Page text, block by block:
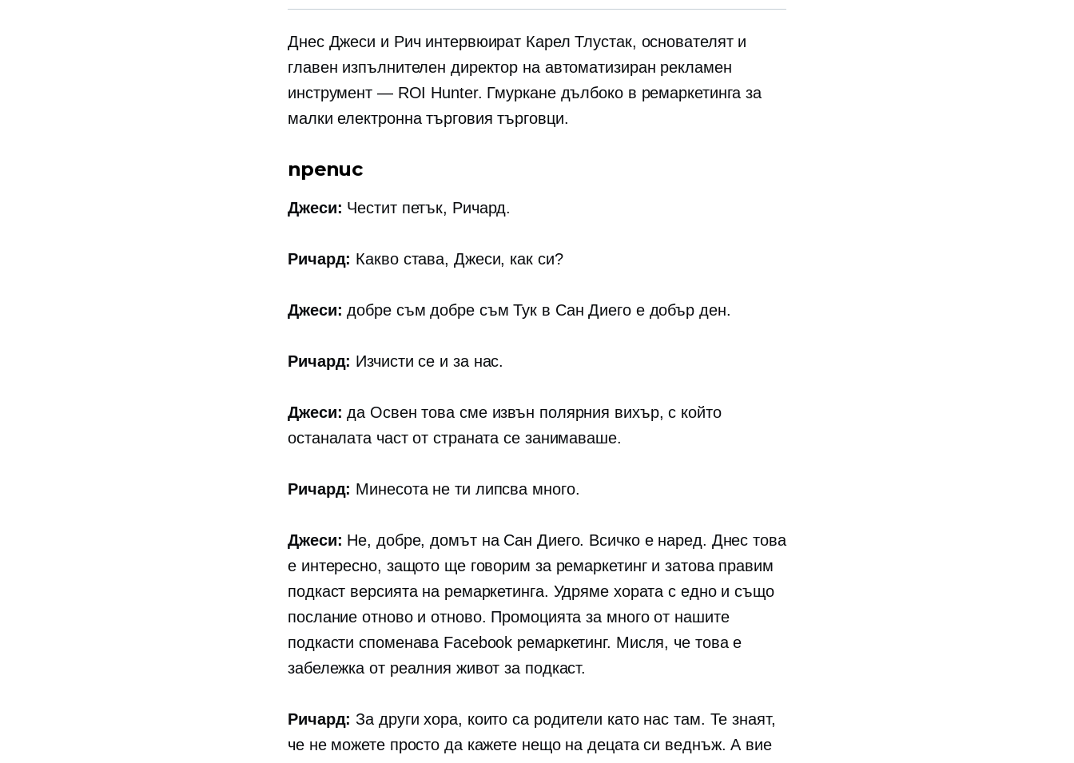
Днес Джеси и Рич интервюират Карел Тлустак, основателят и
главен изпълнителен директор на автоматизиран рекламен
инструмент — ROI Hunter. Гмуркане дълбоко в ремаркетинга за
малкиелектронна търговия търговци.
препис
Джеси: Честит петък, Ричард.
Ричард: Какво става, Джеси, как си?
Джеси: добре съм добре съм Тук в Сан Диего е добър ден.
Ричард: Изчисти се и за нас.
Джеси: да Освен това сме извън полярния вихър, с който
останалата част от страната се занимаваше.
Ричард: Минесота не ти липсва много.
Джеси: Не, добре, домът на Сан Диего. Всичко е наред. Днес това
е интересно, защото ще говорим за ремаркетинг и затова правим
подкаст версията на ремаркетинга. Удряме хората с едно и също
послание отново и отново. Промоцията за много от нашите
подкасти споменава Facebook ремаркетинг. Мисля, че това е
забележка от реалния живот за подкаст.
Ричард: За други хора, които са родители като нас там. Те знаят,
че не можете просто да кажете нещо на децата си веднъж. А вие